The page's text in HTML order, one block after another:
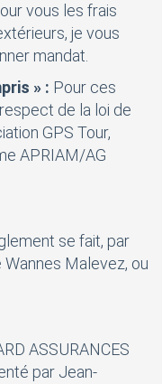
vous les frais
je vous
mandat.
» : Pour ces
de la loi de
GPS Tour,
APRIAM/AG
se fait, par
Malevez, ou
ASSURANCES
par Jean-